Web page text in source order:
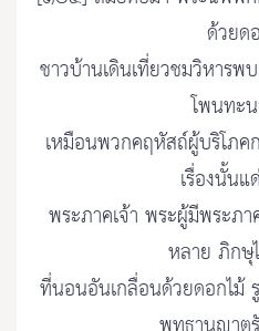
ด้วยด
ชาวบ้านเดินเที่ยวชมวิหารพ
โพนทะ
เหมือนพวกคฤหัสถ์ผู้บริโภ
เรื่องนั้น
พระภาคเจ้า พระผู้มีพระภ
หลาย ภิก
ที่นอนอันเกลื่อนด้วยดอกไม้